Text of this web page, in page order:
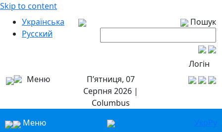
Skip to content
Українська
Русский
Пошук
Логін
Меню
П’ятниця, 07
Серпня 2026 |
Columbus
Меню
УкрРу